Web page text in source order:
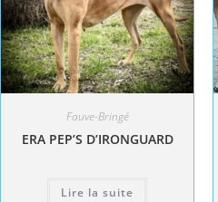
Fauve-Bringé
ERA PEP’S D’IRONGUARD
Lire la suite